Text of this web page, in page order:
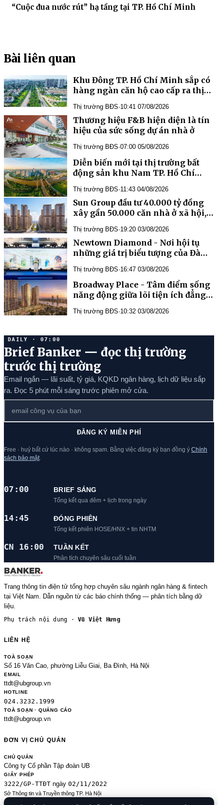
“Cuộc đua nước rút” hạ tầng tại TP. Hồ Chí Minh
Bài liên quan
Khu Đông TP. Hồ Chí Minh sắp có
hàng ngàn căn hộ cao cấp ra thị
Thị trường BĐS·10:41 07/08/2026
Thương hiệu F&B hiện diện là tín
hiệu của sức sống dự án nhà ở
Thị trường BĐS·07:00 05/08/2026
Diễn biến mới tại thị trường bất
động sản khu Nam TP. Hồ Chí
Thị trường BĐS·11:43 04/08/2026
Sun Group đầu tư 40.000 tỷ đồng
xây gần 50.000 căn nhà ở xã hội,
Singapore" tại Phú Quốc
Thị trường BĐS·19:20 03/08/2026
Newtown Diamond - Nơi hội tụ
những giá trị biểu tượng của Đà
Thị trường BĐS·16:47 03/08/2026
Broadway Place - Tâm điểm sống
năng động giữa lõi tiện ích đẳng
Thị trường BĐS·10:32 03/08/2026
DAILY · 07:00
Brief Banker — đọc thị trường
trước thị trường
Email ngắn — lãi suất, tỷ giá, KQKD ngân hàng, lịch dữ liệu sắp
ra. Đọc 5 phút mỗi sáng trước phiên mở cửa.
ĐĂNG KÝ MIỄN PHÍ
Free · huỷ bất cứ lúc nào · không spam. Bằng việc đăng ký bạn đồng ý Chính
sách bảo mật
07:00 BRIEF SÁNG
Tổng kết qua đêm + lịch trong ngày
14:45 ĐÓNG PHIÊN
Tổng kết phiên HOSE/HNX + tin NHTM
CN 16:00 TUẦN KẾT
Phân tích chuyên sâu cuối tuần
Trang thông tin điện tử tổng hợp chuyên sâu ngành ngân hàng & fintech
tại Việt Nam. Dẫn nguồn từ các báo chính thống — phân tích bằng dữ
liệu.
Phụ trách nội dung ·Vũ Việt Hưng
LIÊN HỆ
TOÀ SOẠN
Số 16 Văn Cao, phường Liễu Giai, Ba Đình, Hà Nội
EMAIL
ttdt@ubgroup.vn
HOTLINE
024.3232.1999
TOÀ SOẠN · QUẢNG CÁO
ttdt@ubgroup.vn
ĐƠN VỊ CHỦ QUẢN
CHỦ QUẢN
Công ty Cổ phần Tập đoàn UB
GIẤY PHÉP
3222/GP-TTĐT ngày 02/11/2022
Sở Thông tin và Truyền thông TP. Hà Nội
Sửa đổi của 2489/GP-TTĐT ngày 24/8/2020